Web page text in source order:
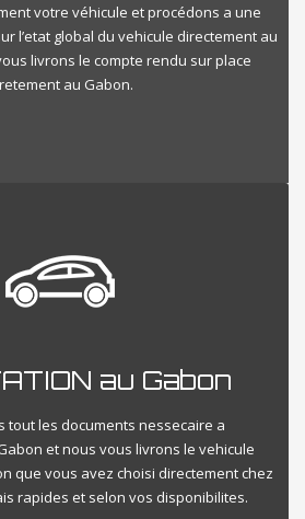
votre véhicule et procédons a une
l’etat global du vehicule directement au
livrons le compte rendu sur place
au Gabon.
au Gabon
tout les documents nessecaire a
et nous vous livrons le vehicule
que vous avez choisi directement chez
rapides et selon vos disponibilites.